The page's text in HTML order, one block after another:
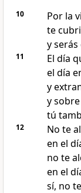
10 Por la
te
y
11 El día
el día
y
y
tú
12 No te
en el
no te
en el
sí, no